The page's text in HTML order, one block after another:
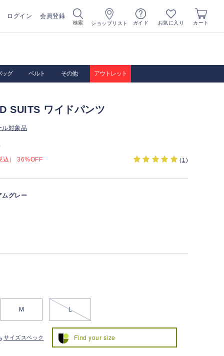
ログイン 会員登録
検索 ショップリスト ガイド お気に入り カート
ッグ ベルト その他 アウトレット
SUITS ワイドパンツ
ル対象品
込） 36%OFF (1 )
ムグレー
M L
サイズスペック Find your size